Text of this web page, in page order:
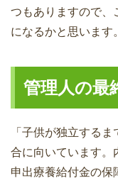
つもありますので、
になるかと思います。
管理人の最
「子供が独立する
合に向いています。
申出療養給付金の保